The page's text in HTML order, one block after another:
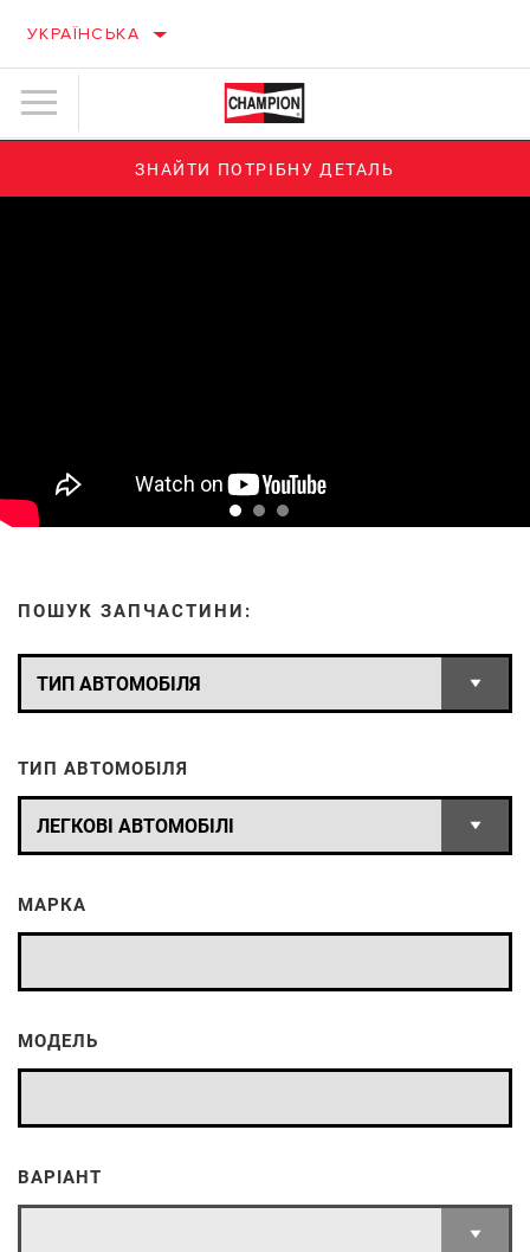
УКРАЇНСЬКА
ЗНАЙТИ ПОТРІБНУ ДЕТАЛЬ
ПОШУК ЗАПЧАСТИНИ:
ТИП АВТОМОБІЛЯ
МАРКА
МОДЕЛЬ
ВАРІАНТ